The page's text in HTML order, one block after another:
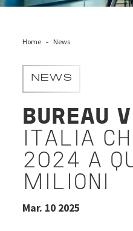
Home News
NEWS
BUREAU
ITALIA
2024 A
MILIONI
Mar. 10 2025